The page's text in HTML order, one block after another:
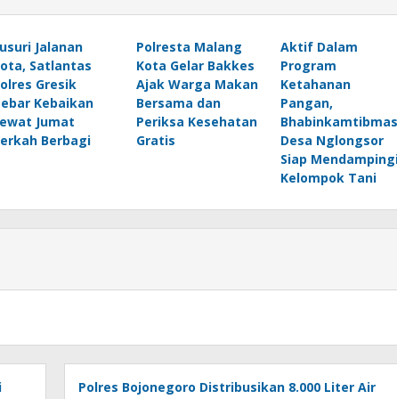
Jalanan
Satlantas
Gresik
Kebaikan
Jumat
Berbagi
Polresta Malang
Kota Gelar Bakkes
Ajak Warga Makan
Bersama dan
Periksa Kesehatan
Gratis
Aktif Dalam
Program
Ketahanan
Pangan,
Bhabinkamtibmas
Desa Nglongsor
Siap
Kelompok Tani
Polres Bojonegoro Distribusikan 8.000 Liter Air